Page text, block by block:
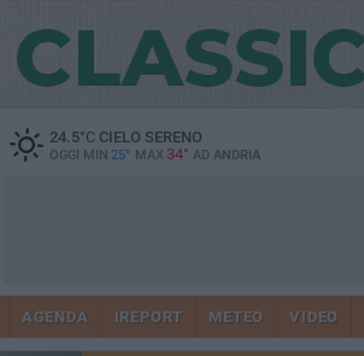
24.5°CCIELO SERENO
OGGI MIN 25° MAX 34° AD ANDRIA
AGENDA IREPORT METEO VIDEO